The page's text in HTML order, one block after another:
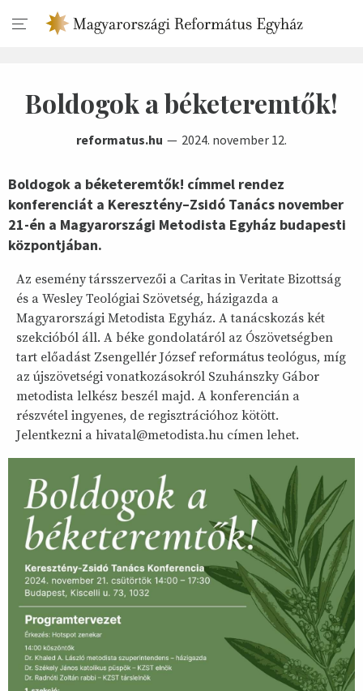
Boldogok a béketeremtők!
reformatus.hu 2024. november 12.
Boldogok a béketeremtők! címmel rendez
konferenciát a Keresztény–Zsidó Tanács november
21-én a Magyarországi Metodista Egyház budapesti
központjában.
Az esemény társszervezői a Caritas in Veritate Bizottság
és a Wesley Teológiai Szövetség, házigazda a
Magyarországi Metodista Egyház. A tanácskozás két
szekcióból áll. A béke gondolatáról az Ószövetségben
tart előadást Zsengellér József református teológus, míg
az újszövetségi vonatkozásokról Szuhánszky Gábor
metodista lelkész beszél majd. A konferencián a
részvétel ingyenes, de regisztrációhoz kötött.
Jelentkezni a hivatal@metodista.hu címen lehet.